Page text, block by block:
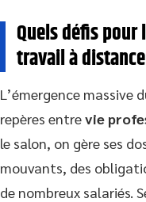
Quels défis pour
travail à
L’émergence massive
repères entrevie
le salon, on gère ses
mouvants, des
de nombreux salariés.